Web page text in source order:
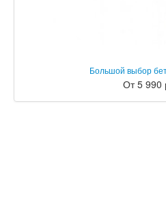
Большой выбор
От 5 990